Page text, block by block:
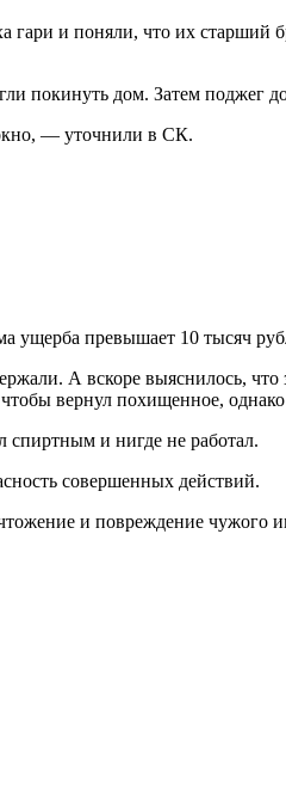
гари и поняли, что их старший
покинуть дом. Затем поджег
— уточнили в СК.
ущерба превышает 10 тысяч
А вскоре выяснилось,
вернул похищенное,
спиртным и нигде не работал.
совершенных действий.
и повреждение чужого